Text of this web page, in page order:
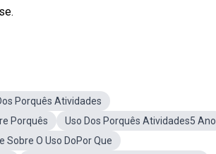
Porquês Atividades
Porquês
Uso Dos Porquês Atividades5 Ano
Sobre O Uso DoPor Que